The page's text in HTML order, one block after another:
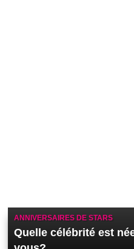
ANNIVERSAIRES DE STARS
Quelle célébrité est